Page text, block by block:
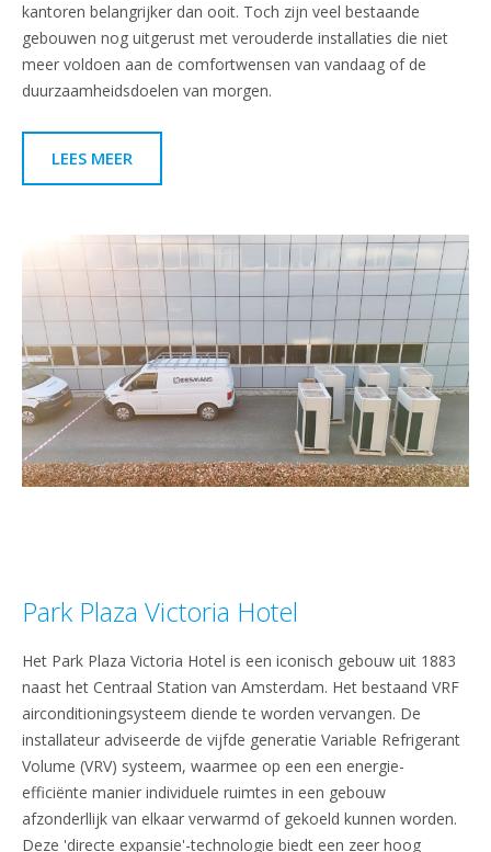
kantoren belangrijker dan ooit. Toch zijn veel bestaande
gebouwen nog uitgerust met verouderde installaties die niet
meer voldoen aan de comfortwensen van vandaag of de
duurzaamheidsdoelen van morgen.
LEES MEER
Park Plaza Victoria Hotel
Het Park Plaza Victoria Hotel is een iconisch gebouw uit 1883
naast het Centraal Station van Amsterdam. Het bestaand VRF
airconditioningsysteem diende te worden vervangen. De
installateur adviseerde de vijfde generatie Variable Refrigerant
Volume (VRV) systeem, waarmee op een een energie-
efficiënte manier individuele ruimtes in een gebouw
afzonderllijk van elkaar verwarmd of gekoeld kunnen worden.
Deze 'directe expansie'-technologie biedt een zeer hoog